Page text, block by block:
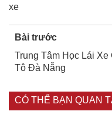
xe
Bài trước
Trung Tâm Học Lái Xe
Tô Đà Nẵng
CÓ THỂ BẠN QUAN